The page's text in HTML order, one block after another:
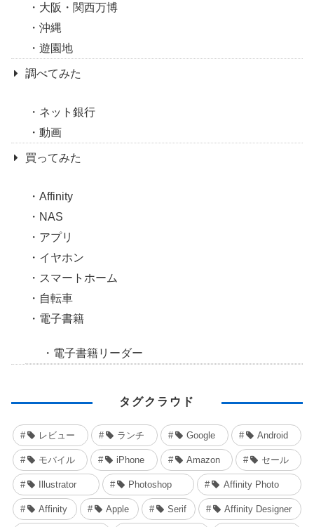
大阪・関西万博
沖縄
遊園地
調べてみた
ネット銀行
動画
買ってみた
Affinity
NAS
アプリ
イヤホン
スマートホーム
自転車
電子書籍
電子書籍リーダー
タグクラウド
レビュー ランチ Google Android
モバイル iPhone Amazon セール
Illustrator Photoshop Affinity Photo
Affinity Apple Serif Affinity Designer